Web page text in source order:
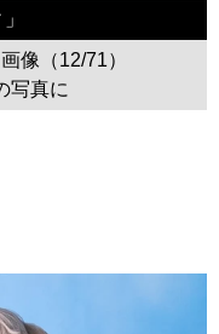
像（12/71）
写真に